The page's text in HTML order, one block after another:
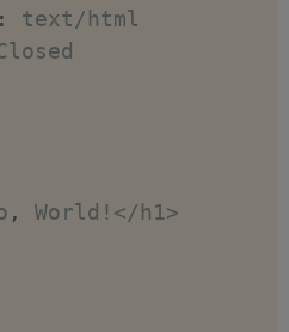
: text/html
, World ! </h1>